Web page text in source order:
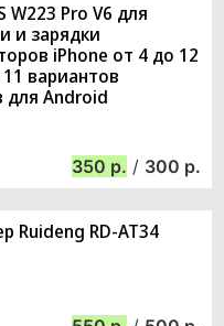
W223 Pro V6 для
и зарядки
iPhone от 4 до 12
вариантов
для Android
350 / 300
Ruideng RD-AT34